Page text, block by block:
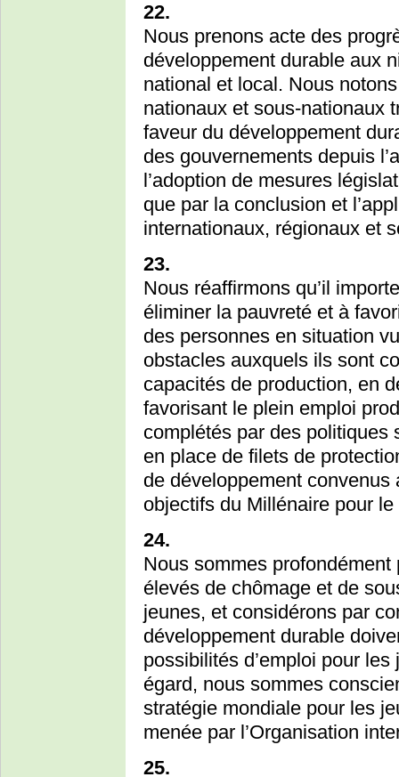
22.
Nous prenons acte des
développement durable aux
national et local. Nous
nationaux et sous-nationaux
faveur du développement
des gouvernements depuis
l’adoption de mesures
que par la conclusion et
internationaux, régionaux et
23.
Nous réaffirmons qu’il
éliminer la pauvreté et à
des personnes en situation
obstacles auxquels ils sont
capacités de production, en
favorisant le plein emploi
complétés par des politiques
en place de filets de
de développement
objectifs du Millénaire pour
24.
Nous sommes
élevés de chômage et de
jeunes, et considérons par
développement durable
possibilités d’emploi pour
égard, nous sommes
stratégie mondiale pour les
menée par l’Organisation
25.